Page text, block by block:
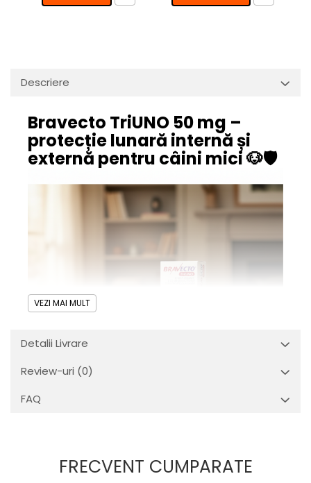
Descriere
Bravecto TriUNO 50 mg –
protecție lunară internă și
externă pentru câini mici 🐶🛡️
2,5–5 kgeste un comprimat masticabil
cu acțiune antiparazitară internă și
VEZI MAI MULT
Detalii Livrare
Review-uri (0)
FAQ
FRECVENT CUMPARATE